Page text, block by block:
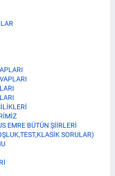
EMRE BÜTÜN ŞİİRLERİ
SORULAR)